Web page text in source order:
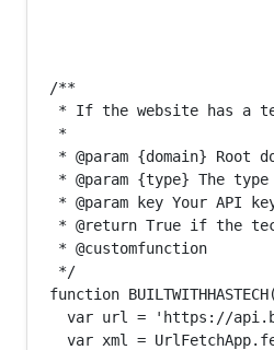
/**
* If the website has a
*
* @param {domain} Root
* @param {type} The
* @param key Your API
* @return True if the
* @customfunction
*/
function
var url = 'https://
var xml =